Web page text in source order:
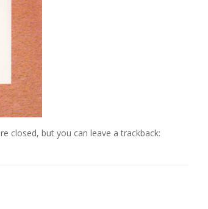
closed, but you can leave a trackback: